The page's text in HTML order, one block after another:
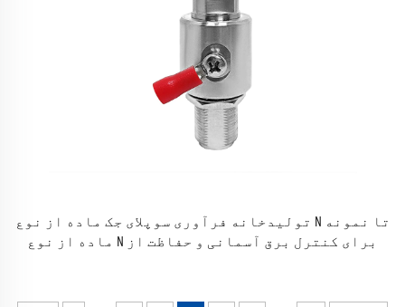
تولیدخانه فرآوری سوپلای جک ماده از نوع N تا نمونه
ماده از نوع N برای کنترل برق آسمانی و حفاظت از